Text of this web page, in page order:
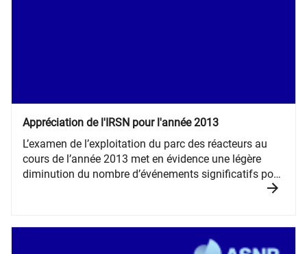
Appréciation de l'IRSN pour l'année 2013
​​​​​L’examen de l’exploitation du parc des réacteurs au
cours de l’année 2013 met en évidence une légère
diminution du nombre d’événements significatifs pour
la sûreté déclarés par EDF, par rapport à l’année 2012.